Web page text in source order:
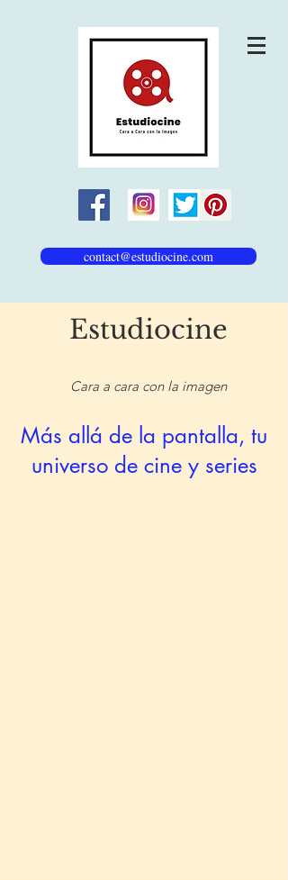
contact@estudiocine.com
Estudiocine
Cara a cara con la imagen
Más allá de la pantalla, tu
universo de cine y series